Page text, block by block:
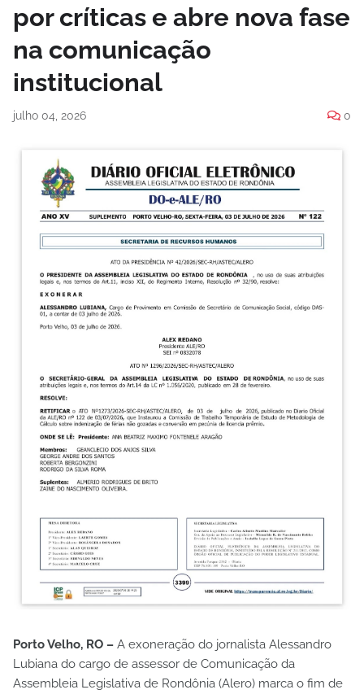
por críticas e abre nova fase
na comunicação
institucional
julho 04, 2026 0
Porto Velho, RO – A exoneração do jornalista Alessandro
Lubiana do cargo de assessor de Comunicação da
Assembleia Legislativa de Rondônia (Alero) marca o fim de